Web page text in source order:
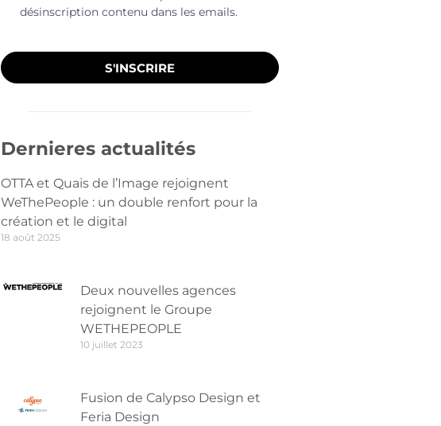
désinscription contenu dans les emails.
S'INSCRIRE
Dernieres actualités
OTTA et Quais de l’Image rejoignent
WeThePeople : un double renfort pour la
création et le digital
18 août 2025
Deux nouvelles agences
rejoignent le Groupe
WETHEPEOPLE
10 juillet 2023
Fusion de Calypso Design et
Feria Design